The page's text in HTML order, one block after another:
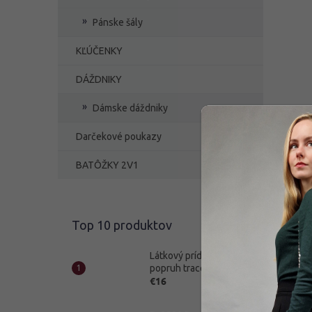
Pánske šály
KĽÚČENKY
DÁŽDNIKY
Dámske dáždniky
Darčekové poukazy
BATÔŽKY 2V1
Top 10 produktov
Látkový prídavný
popruh tracolla 111
€16
415
€16